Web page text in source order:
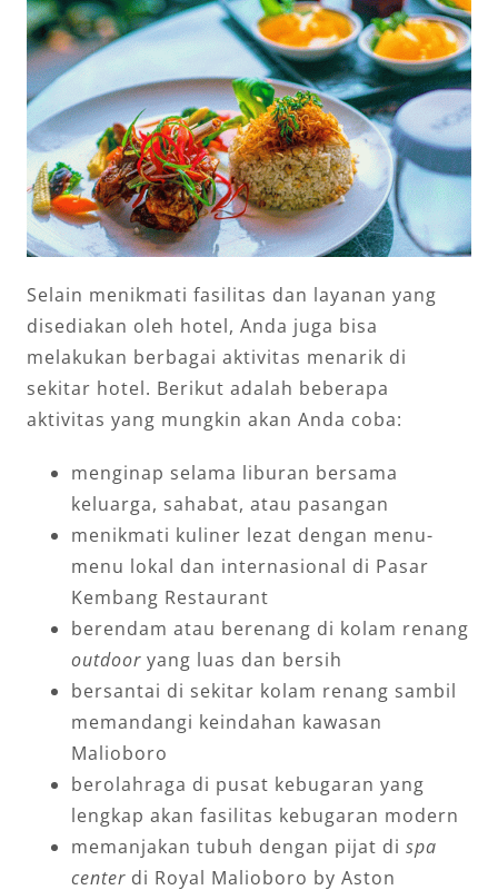
Selain menikmati fasilitas dan layanan yang
disediakan oleh hotel, Anda juga bisa
melakukan berbagai aktivitas menarik di
sekitar hotel. Berikut adalah beberapa
aktivitas yang mungkin akan Anda coba:
menginap selama liburan bersama
keluarga, sahabat, atau pasangan
menikmati kuliner lezat dengan menu-
menu lokal dan internasional di Pasar
Kembang Restaurant
berendam atau berenang di kolam renang
outdooryang luas dan bersih
bersantai di sekitar kolam renang sambil
memandangi keindahan kawasan
Malioboro
berolahraga di pusat kebugaran yang
lengkap akan fasilitas kebugaran modern
memanjakan tubuh dengan pijat di spa
centerdi Royal Malioboro by Aston